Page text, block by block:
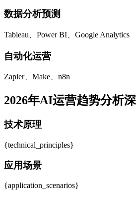
数据分析预测
Tableau、Power BI、Google Analytics
自动化运营
Zapier、Make、n8n
2026年AI运营趋势分析
技术原理
{technical_principles}
应用场景
{application_scenarios}